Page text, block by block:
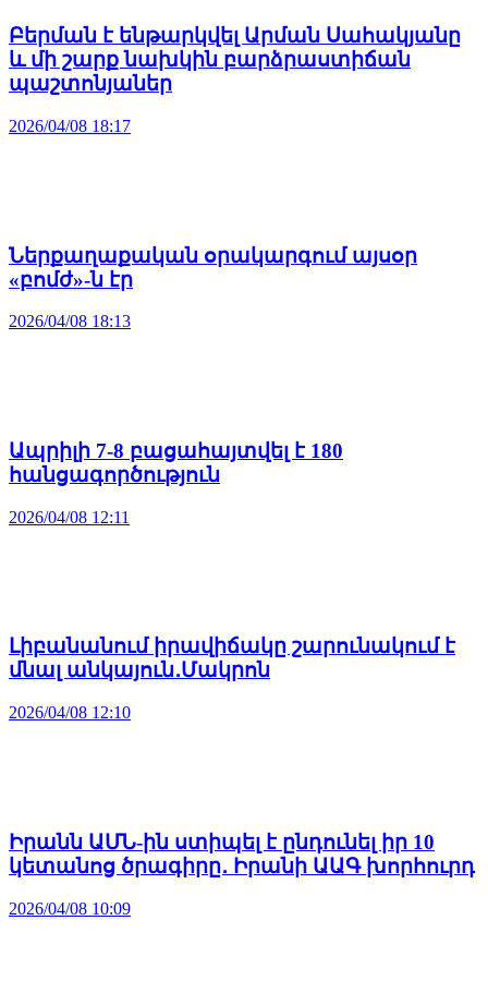
Բերման է ենթարկվել Արման Սահակյանը
և մի շարք նախկին բարձրաստիճան
պաշտոնյաներ
2026/04/08 18:17
Ներքաղաքական օրակարգում այսօր
«բոմժ»-ն էր
2026/04/08 18:13
Ապրիլի 7-8 բացահայտվել է 180
հանցագործություն
2026/04/08 12:11
Լիբանանում իրավիճակը շարունակում է
մնալ անկայուն․Մակրոն
2026/04/08 12:10
Իրանն ԱՄՆ-ին ստիպել է ընդունել իր 10
կետանոց ծրագիրը․ Իրանի ԱԱԳ խորհուրդ
2026/04/08 10:09